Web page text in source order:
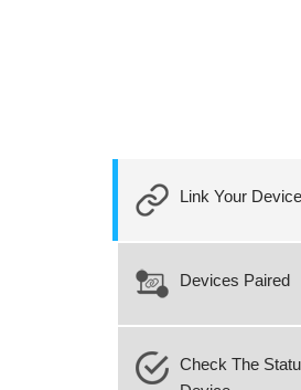
Link Your Device
Devices Paired
Check The